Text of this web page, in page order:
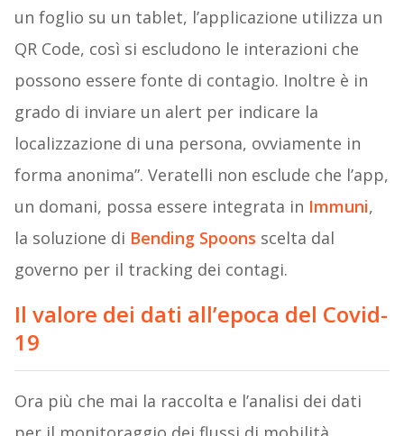
un foglio su un tablet, l’applicazione utilizza un
QR Code, così si escludono le interazioni che
possono essere fonte di contagio. Inoltre è in
grado di inviare un alert per indicare la
localizzazione di una persona, ovviamente in
forma anonima”. Veratelli non esclude che l’app,
un domani, possa essere integrata in Immuni,
la soluzione di Bending Spoons scelta dal
governo per il tracking dei contagi.
Il valore dei dati all’epoca del Covid-
19
Ora più che mai la raccolta e l’analisi dei dati